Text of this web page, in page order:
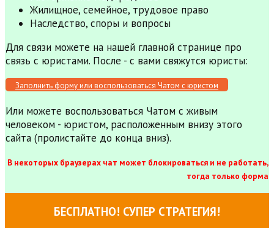
Жилищное, семейное, трудовое право
Наследство, споры и вопросы
Для связи можете на нашей главной странице про
связь с юристами. После - с вами свяжутся юристы:
Заполнить форму или воспользоваться Чатом с юристом
Или можете воспользоваться Чатом с живым
человеком - юристом, расположенным внизу этого
сайта (пролистайте до конца вниз).
В некоторых браузерах чат может блокироваться и не работать,
тогда только форма
БЕСПЛАТНО! СУПЕР СТРАТЕГИЯ!